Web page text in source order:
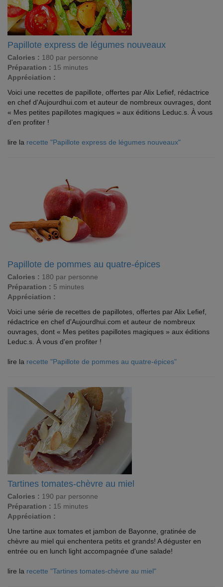
Papillote express de légumes nouveaux
Calories : 180 par personne
Préparation : 15 minutes
Appréciation :
Voici une recettes de papillote, offertes par Alix Lefief, rédactrice
en chef d'Aujourdhui.com et auteur de nombreux ouvrages, dont
« Mes petites papillotes magiques » aux éditions Leduc.s. À vous
d'en profiter !
lire la recette "Papillote express de légumes nouveaux"
Papillote de pommes au quatre-épices
Calories : 180 par personne
Préparation : 5 minutes
Appréciation :
Voici une série de recettes de papillotes, offertes par Alix Lefief,
rédactrice en chef d'Aujourdhui.com et auteur de nombreux
ouvrages, dont « Mes petites papillotes magiques » aux éditions
Leduc.s. À vous d'en profiter !
lire la recette "Papillote de pommes au quatre-épices"
Tartines tomates-chèvre au miel
Calories : 190 par personne
Préparation : 15 minutes
Appréciation :
Une tartine aux tomates et jambon de Bayonne, gratinée de
chèvre au miel qui enchentera petits et grands! A déguster en
entrée ou en lunch light accompagnée d'une salade!
lire la recette "Tartines tomates-chèvre au miel"